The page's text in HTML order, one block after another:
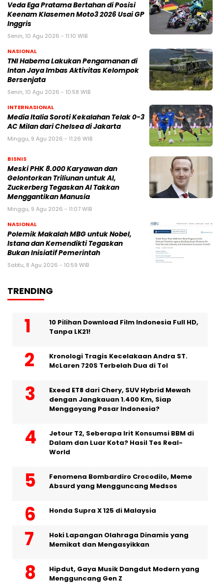
Veda Ega Pratama Bertahan di Posisi
Keenam Klasemen Moto3 2026 Usai GP
Inggris
Senin, 10 Agu 2026 - 11:10 WIB
NASIONAL
TNI Habema Lakukan Pengamanan di
Intan Jaya Imbas Aktivitas Kelompok
Bersenjata
Senin, 10 Agu 2026 - 10:58 WIB
INTERNASIONAL
Media Italia Soroti Kekalahan Telak 0-3
AC Milan dari Chelsea di Jakarta
Minggu, 9 Agu 2026 - 11:26 WIB
BISNIS
Meski PHK 8.000 Karyawan dan
Gelontorkan Triliunan untuk AI,
Zuckerberg Tegaskan AI Takkan
Menggantikan Manusia
Minggu, 9 Agu 2026 - 11:07 WIB
NASIONAL
Polemik Makalah MBG untuk Nobel,
Istana dan Kemendikti Tegaskan
Bukan Inisiatif Pemerintah
Sabtu, 8 Agu 2026 - 10:59 WIB
TRENDING
10 Pilihan Download Film Indonesia Full HD,
Tanpa LK21!
Kronologi Tragis Kecelakaan Andra ST.
McLaren 720S Terbelah Dua di Tol
Exeed ET8 dari Chery, SUV Hybrid Mewah
dengan Jangkauan 1.400 Km, Siap
Menggoyang Pasar Indonesia?
Jetour T2, Seberapa Irit Konsumsi BBM di
Dalam dan Luar Kota? Hasil Tes Real-
World
Fenomena Bombardiro Crocodilo, Meme
Absurd yang Mengguncang Medsos
Honda Supra X 125 di Malaysia
Hoki Lapangan Olahraga Dinamis yang
Memikat dan Mengasyikkan
Hipdut, Gaya Musik Dangdut Modern yang
Mengguncang Gen Z